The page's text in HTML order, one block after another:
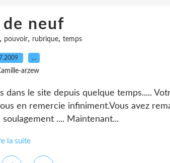
neuf
, pouvoir, rubrique, temps
…
arzew
dans le site depuis quelque temps.....
en remercie infiniment.Vous avez
.... Maintenant...
la suite